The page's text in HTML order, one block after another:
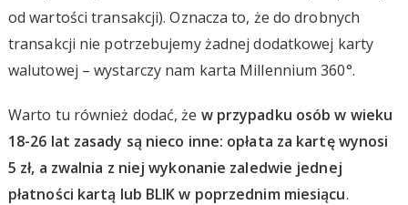
od wartości transakcji). Oznacza to, że do drobnych
transakcji nie potrzebujemy żadnej dodatkowej karty
walutowej – wystarczy nam karta Millennium 360°.
Warto tu również dodać, że w przypadku osób w wieku
18-26 lat zasady są nieco inne: opłata za kartę wynosi
5 zł, a zwalnia z niej wykonanie zaledwie jednej
płatności kartą lub BLIK w poprzednim miesiącu.